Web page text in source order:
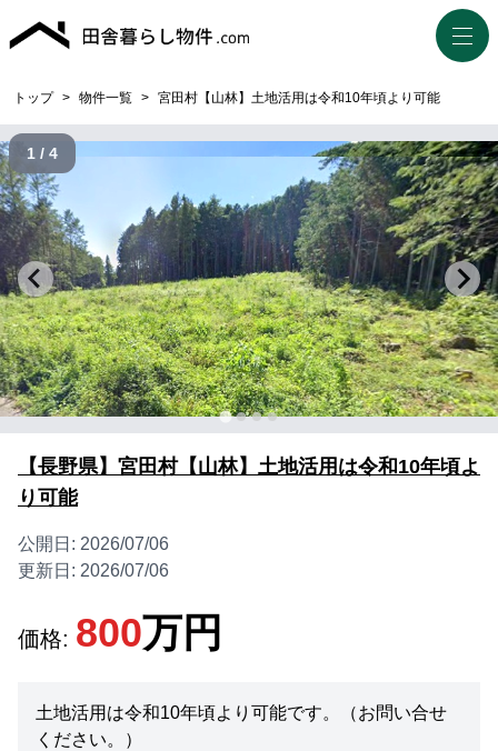
トップ > 物件一覧 > 宮田村【山林】土地活用は令和10年頃より可能
1 / 4
【長野県】宮田村【山林】土地活用は令和10年頃よ
り可能
公開日: 2026/07/06
更新日: 2026/07/06
価格: 800万円
土地活用は令和10年頃より可能です。（お問い合せ
ください。）